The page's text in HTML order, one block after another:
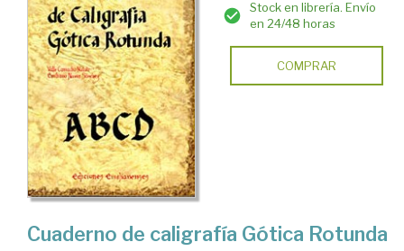
Stock en librería. Envío
en 24/48 horas
COMPRAR
Cuaderno de caligrafía Gótica Rotunda